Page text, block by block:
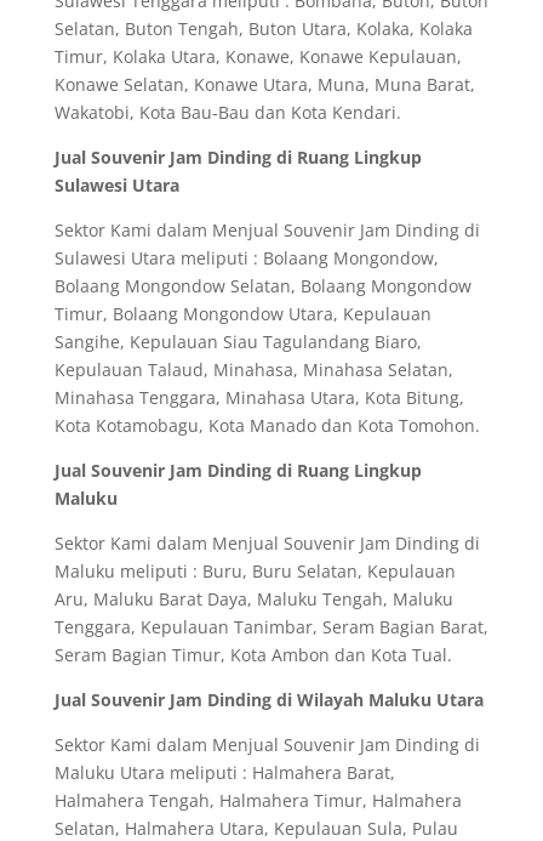
Selatan, Buton Tengah, Buton Utara, Kolaka, Kolaka
Timur, Kolaka Utara, Konawe, Konawe Kepulauan,
Konawe Selatan, Konawe Utara, Muna, Muna Barat,
Wakatobi, Kota Bau-Bau dan Kota Kendari.
Jual Souvenir Jam Dinding di Ruang Lingkup
Sulawesi Utara
Sektor Kami dalam Menjual Souvenir Jam Dinding di
Sulawesi Utara meliputi : Bolaang Mongondow,
Bolaang Mongondow Selatan, Bolaang Mongondow
Timur, Bolaang Mongondow Utara, Kepulauan
Sangihe, Kepulauan Siau Tagulandang Biaro,
Kepulauan Talaud, Minahasa, Minahasa Selatan,
Minahasa Tenggara, Minahasa Utara, Kota Bitung,
Kota Kotamobagu, Kota Manado dan Kota Tomohon.
Jual Souvenir Jam Dinding di Ruang Lingkup
Maluku
Sektor Kami dalam Menjual Souvenir Jam Dinding di
Maluku meliputi : Buru, Buru Selatan, Kepulauan
Aru, Maluku Barat Daya, Maluku Tengah, Maluku
Tenggara, Kepulauan Tanimbar, Seram Bagian Barat,
Seram Bagian Timur, Kota Ambon dan Kota Tual.
Jual Souvenir Jam Dinding di Wilayah Maluku Utara
Sektor Kami dalam Menjual Souvenir Jam Dinding di
Maluku Utara meliputi : Halmahera Barat,
Halmahera Tengah, Halmahera Timur, Halmahera
Selatan, Halmahera Utara, Kepulauan Sula, Pulau